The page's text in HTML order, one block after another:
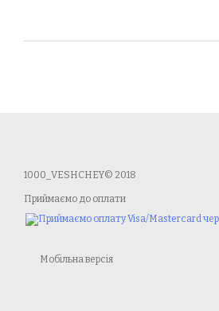
1000_VESHCHEY© 2018
Приймаємо до оплати
Мобільна версія